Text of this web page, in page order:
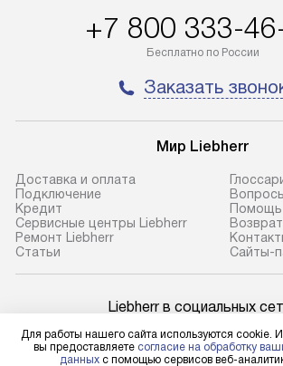
до представительства
транспортной компании в городе
условия доставки у менеджера при
В оговоренный день служба
доставки доставит упакованный
прибор до подъезда. Если
требуется переместить прибор
до двери квартиры или до места
установки, пожалуйста,
с менеджером. За данную услугу
Учитывайте габариты прибора, если
+7 800 333-
Бесплатно по России
Заказать
Мир Liebherr
Доставка и оплата
Подключение
Кредит
Сервисные центры Liebherr
Ремонт Liebherr
Cтатьи
Помощь
Сайты-
Liebherr в социальных
Для работы нашего сайта используются cookie.
вы предоставляете согласие на обработку
данных с помощью сервисов веб-